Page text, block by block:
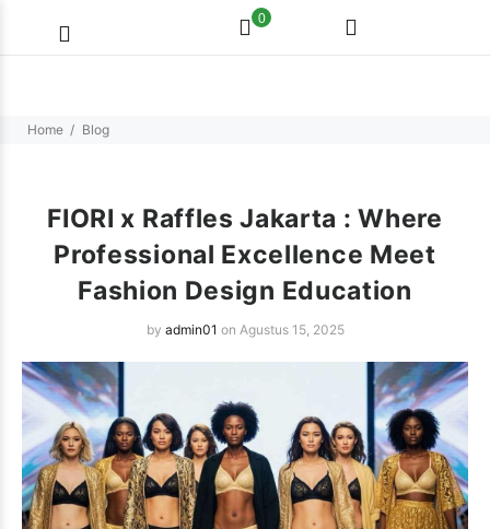
0
Home Blog
FIORI x Raffles Jakarta : Where
Professional Excellence Meet
Fashion Design Education
by admin01 on Agustus 15, 2025